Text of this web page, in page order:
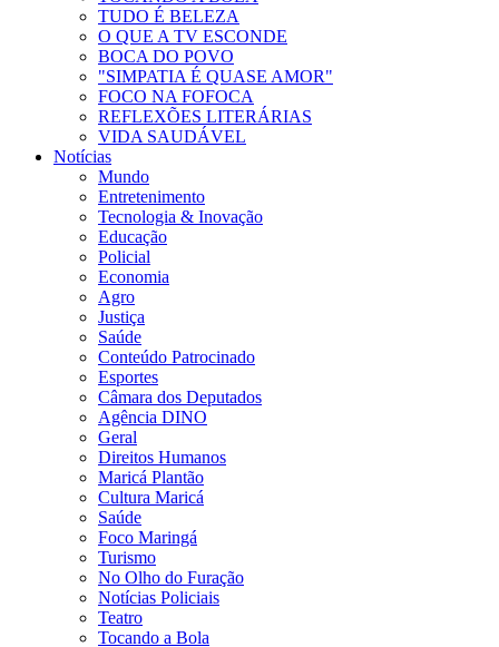
TUDO É BELEZA
O QUE A TV ESCONDE
BOCA DO POVO
"SIMPATIA É QUASE AMOR"
FOCO NA FOFOCA
REFLEXÕES LITERÁRIAS
VIDA SAUDÁVEL
Notícias
Mundo
Entretenimento
Tecnologia & Inovação
Educação
Policial
Economia
Agro
Justiça
Saúde
Conteúdo Patrocinado
Esportes
Câmara dos Deputados
Agência DINO
Geral
Direitos Humanos
Maricá Plantão
Cultura Maricá
Saúde
Foco Maringá
Turismo
No Olho do Furação
Notícias Policiais
Teatro
Tocando a Bola